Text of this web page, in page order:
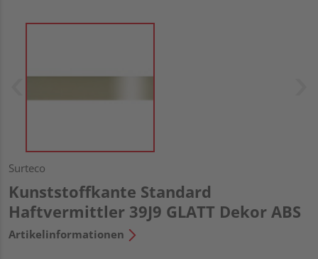
Surteco
Kunststoffkante Standard
Haftvermittler 39J9 GLATT Dekor ABS
Artikelinformationen